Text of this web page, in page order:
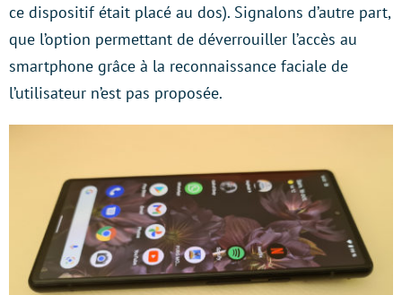
ce dispositif était placé au dos). Signalons d’autre part,
que l’option permettant de déverrouiller l’accès au
smartphone grâce à la reconnaissance faciale de
l’utilisateur n’est pas proposée.